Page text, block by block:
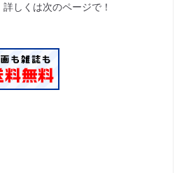
しくは次のページで！